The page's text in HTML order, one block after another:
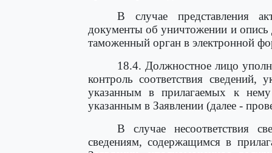
В случае представления
документы об уничтожении и
таможенный орган в электронной
18.4. Должностное лицо
контроль соответствия
указанным в прилагаемых к
указанным в Заявлении (далее -
В случае несоответствия
сведениям, содержащимся в